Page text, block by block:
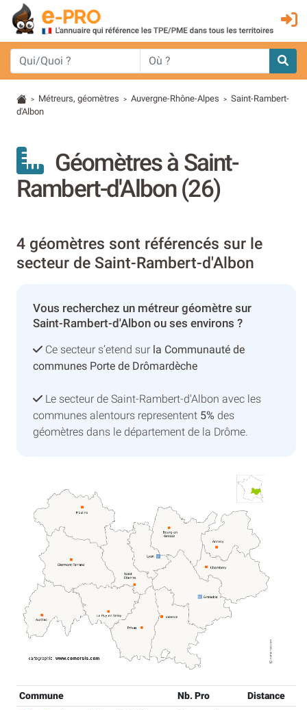
> Métreurs, géomètres > Auvergne-Rhône-Alpes > Saint-Rambert-
d'Albon
Géomètres à Saint-
Rambert-d'Albon (26)
4 géomètres sont référencés sur le
secteur de Saint-Rambert-d'Albon
Vous recherchez un métreur géomètre sur
Saint-Rambert-d'Albon ou ses environs ?
Ce secteur s’etend sur la Communauté de
communes Porte de Drômardèche
Le secteur de Saint-Rambert-d'Albon avec les
communes alentours representent 5% des
géomètres dans le département de la Drôme.
Commune Nb. Pro
Distance